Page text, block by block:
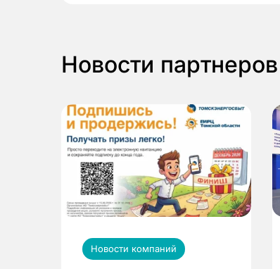
Новости партнеров
Новости компаний